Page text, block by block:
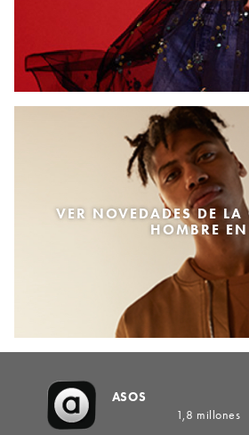
VER NOVEDADES DE LA
HOMBRE EN
ASOS
1,8 millones